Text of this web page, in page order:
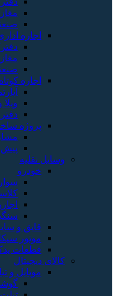
اجاره
اجاره
ویلا
پروژه
وسایل نقلیه
خودرو
قایق و
موتور
قطعات
کالای دیجیتال
موبایل و